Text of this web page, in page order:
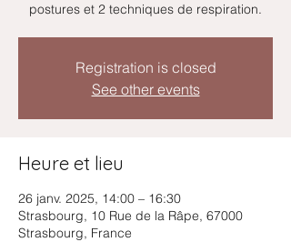
postures et 2 techniques de respiration.
Registration is closed
See other events
Heure et lieu
26 janv. 2025, 14:00 – 16:30
Strasbourg, 10 Rue de la Râpe, 67000
Strasbourg, France